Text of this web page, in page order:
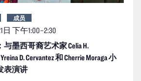
墨西哥裔艺术家 Celia H.
D. Cervantez 和 Cherrie Moraga 小
表演讲
日 下午1:00–2:30
成员